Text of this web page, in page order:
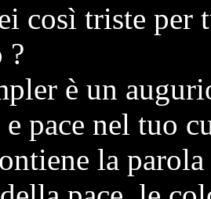
così triste
?
è un
pace nel tuo
la